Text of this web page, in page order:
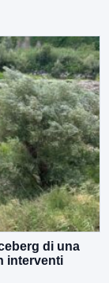
di una
interventi